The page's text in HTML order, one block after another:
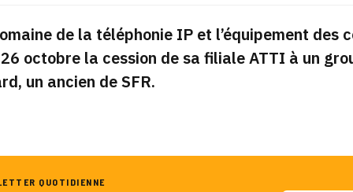
de la téléphonie IP et l’équipement des
octobre la cession de sa filiale ATTI à un
un ancien de SFR.
QUOTIDIENNE